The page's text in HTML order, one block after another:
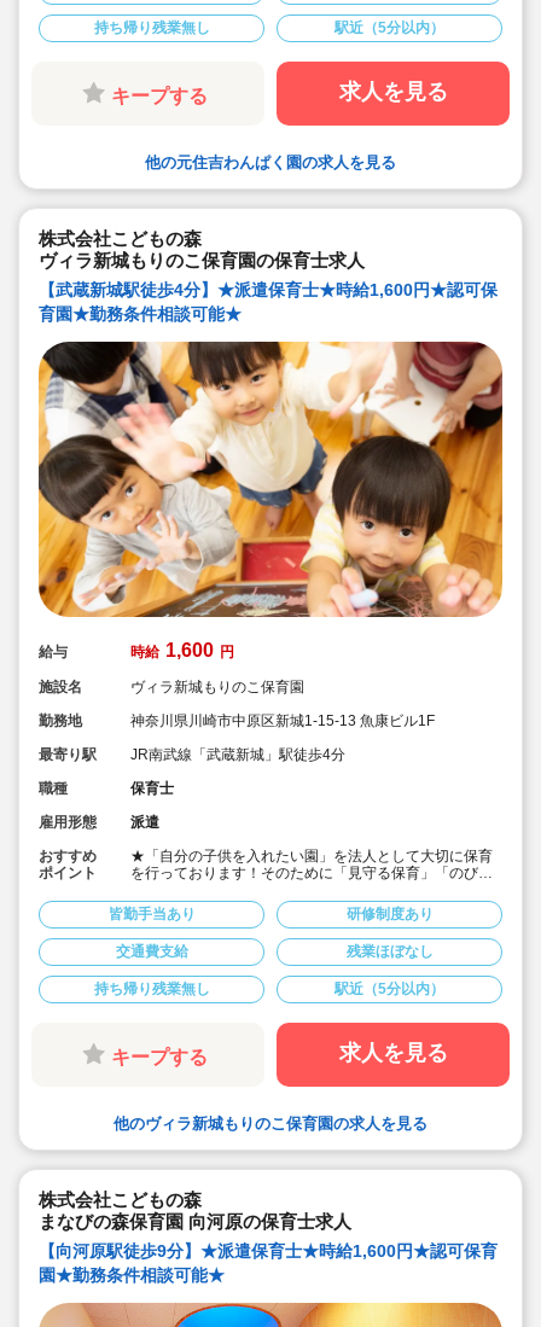
★時給1,600円の求人です！
★勤務条件等相談可能です！
キララサポートで派遣就業する3つのメリット
・求人提案から就業後のサポートまで専任コンサルタン
トが細やかに対応します
・手当や福利厚生については当社独自のサービスもご用
ったサポートに定評があります
持ち帰り残業無し 駅近（5分以内）
キープする 求人を見る
他の元住吉わんぱく園の求人を見る
株式会社こどもの森
ヴィラ新城もりのこ保育園の保育士求人
【武蔵新城駅徒歩4分】★派遣保育士★時給1,600円★認可保
育園★勤務条件相談可能★
給与 時給 1,600 円
施設名
ヴィラ新城もりのこ保育園
勤務地
神奈川県川崎市中原区新城1-15-13 魚康ビル1F
最寄り駅
JR南武線「武蔵新城」駅徒歩4分
職種
保育士
雇用形態
派遣
おすすめ
ポイント
★「自分の子供を入れたい園」を法人として大切に保育
を行っております！そのために「見守る保育」「のびの
す♪
★保育士専任のコンサルタントがあなたの派遣就業を安
心サポートいたします
★武蔵新城駅より徒歩4分・定員40名の認可保育園！
★時給1,600円の求人です！
★勤務条件等相談可能です！
キララサポートで派遣就業する3つのメリット
・求人提案から就業後のサポートまで専任コンサルタン
トが細やかに対応します
・手当や福利厚生については当社独自のサービスもご用
ったサポートに定評があります
皆勤手当あり 研修制度あり
交通費支給 残業ほぼなし
持ち帰り残業無し 駅近（5分以内）
キープする 求人を見る
他のヴィラ新城もりのこ保育園の求人を見る
株式会社こどもの森
まなびの森保育園 向河原の保育士求人
【向河原駅徒歩9分】★派遣保育士★時給1,600円★認可保育
園★勤務条件相談可能★